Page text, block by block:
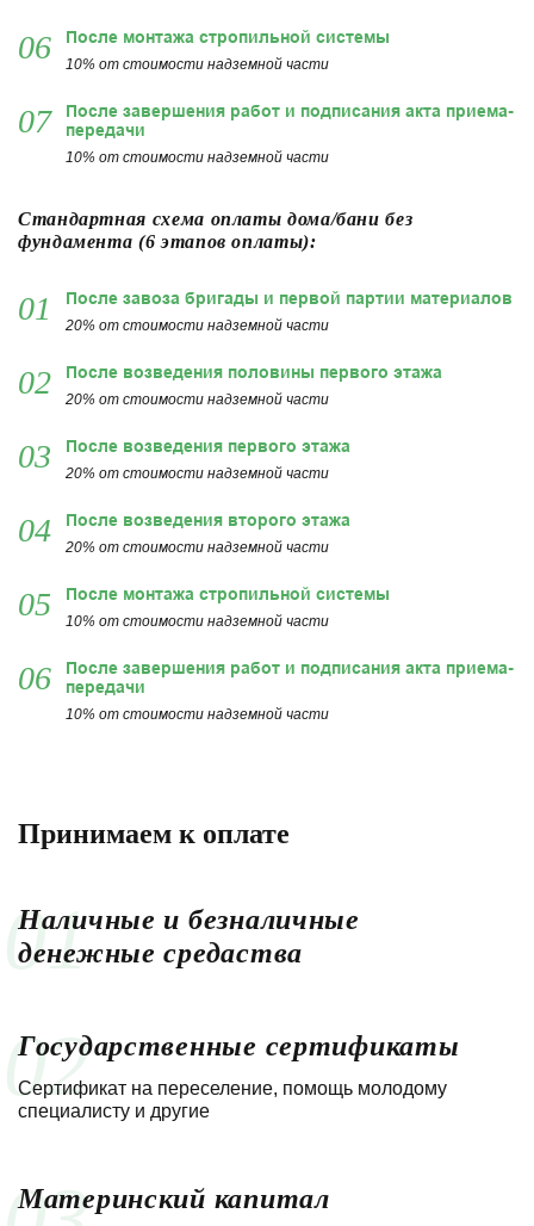
06 После монтажа стропильной системы
10% от стоимости надземной части
07
После завершения работ и подписания акта приема-
передачи
10% от стоимости надземной части
Стандартная схема оплаты дома/бани без
фундамента (6 этапов оплаты):
01 После завоза бригады и первой партии материалов
20% от стоимости надземной части
02 После возведения половины первого этажа
20% от стоимости надземной части
03 После возведения первого этажа
20% от стоимости надземной части
04 После возведения второго этажа
20% от стоимости надземной части
05 После монтажа стропильной системы
10% от стоимости надземной части
06
После завершения работ и подписания акта приема-
передачи
10% от стоимости надземной части
Принимаем к оплате
01
Наличные и безналичные
денежные средаства
02
Государственные сертификаты
Сертификат на переселение, помощь молодому
специалисту и другие
Материнский капитал